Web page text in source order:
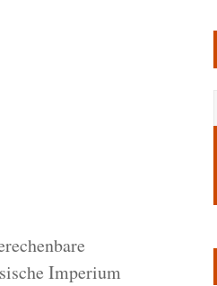
Imperium